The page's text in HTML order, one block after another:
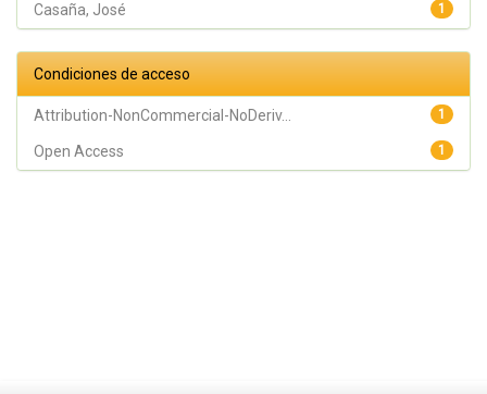
1
Casaña, José
Condiciones de acceso
1
Attribution-NonCommercial-NoDeriv...
1
Open Access